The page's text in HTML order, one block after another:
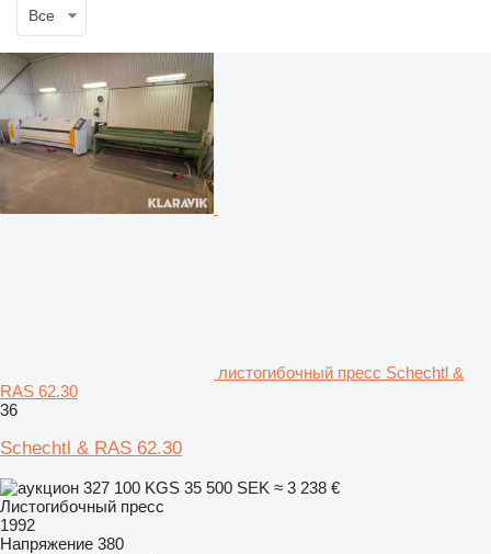
Все
листогибочный пресс Schechtl &
RAS 62.30
36
Schechtl & RAS 62.30
327 100 KGS 35 500 SEK ≈ 3 238 €
Листогибочный пресс
1992
Напряжение 380